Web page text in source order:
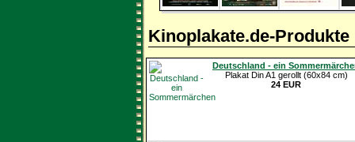
Kinoplakate.de-Produkte
Deutschland - ein
Plakat Din A1 gerollt (60x84 cm)
24 EUR